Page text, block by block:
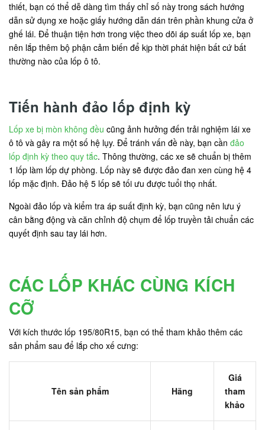
thiết, bạn có thể dễ dàng tìm thấy chỉ số này trong sách hướng
dẫn sử dụng xe hoặc giấy hướng dẫn dán trên phần khung cửa ở
ghế lái. Để thuận tiện hơn trong việc theo dõi áp suất lốp xe, bạn
nên lắp thêm bộ phận cảm biến để kịp thời phát hiện bất cứ bất
thường nào của lốp ô tô.
Tiến hành đảo lốp định kỳ
Lốp xe bị mòn không đều cũng ảnh hưởng đến trải nghiệm lái xe
ô tô và gây ra một số hệ lụy. Để tránh vấn đề này, bạn cần đảo
lốp định kỳ theo quy tắc. Thông thường, các xe sẽ chuẩn bị thêm
1 lốp làm lốp dự phòng. Lốp này sẽ được đảo đan xen cùng hệ 4
lốp mặc định. Đảo hệ 5 lốp sẽ tối ưu được tuổi thọ nhất.
Ngoài đảo lốp và kiểm tra áp suất định kỳ, bạn cũng nên lưu ý
cân bằng động và căn chỉnh độ chụm để lốp truyền tải chuẩn các
quyết định sau tay lái hơn.
CÁC LỐP KHÁC CÙNG KÍCH
CỠ
Với kích thước lốp 195/80R15, bạn có thể tham khảo thêm các
sản phẩm sau để lắp cho xế cưng:
Tên sản phẩm Hãng
Giá
tham
khảo